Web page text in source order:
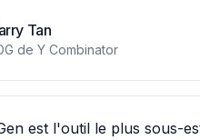
Tan
de Y Combinator
est l'outil le plus sous-